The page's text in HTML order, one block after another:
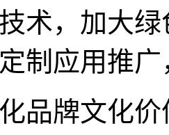
术，加大
制应用推
牌文化价